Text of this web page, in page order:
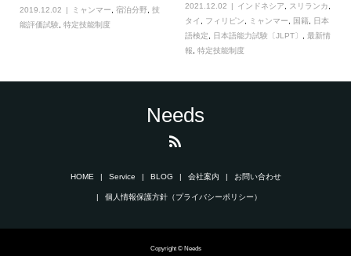
2019.12.02 ミャンマー 宿泊分野, 技
能評価試験
特定技能制度
2021.12.02 インドネシア, スリランカ,
タイ , フィリピン, ミャンマー, 国籍, 日本
語検定, 日本語能力試験〔JLPT〕 ,最新情
報,特定技能制度
Needs
HOME Service BLOG 会社案内 お問い合わせ
個人情報保護方針（プライバシーポリシー）
Copyright © Needs